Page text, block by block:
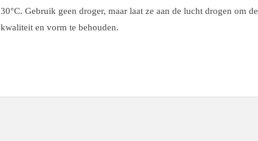
30°C. Gebruik geen droger, maar laat ze aan de lucht drogen om de
kwaliteit en vorm te behouden.